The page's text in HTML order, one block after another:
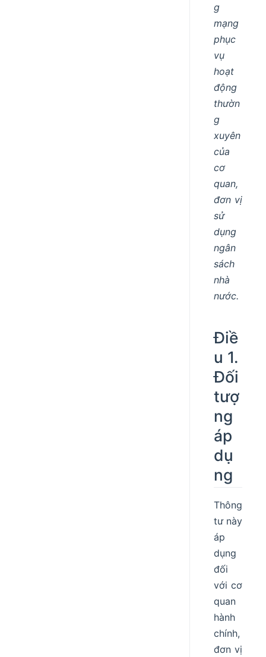
g
mạng
phục
vụ
hoạt
động
thườn
g
xuyên
của
cơ
quan,
đơn vị
sử
dụng
ngân
sách
nhà
nước.
Điề
u 1.
Đối
tượ
ng
áp
dụ
ng
Thông
tư này
áp
dụng
đối
với cơ
quan
hành
chính,
đơn vị